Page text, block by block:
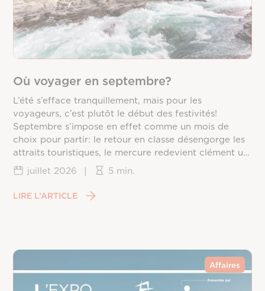
Où voyager en septembre?
L’été s’efface tranquillement, mais pour les
voyageurs, c’est plutôt le début des festivités!
Septembre s’impose en effet comme un mois de
choix pour partir: le retour en classe désengorge les
attraits touristiques, le mercure redevient clément un
peu partout sur la planète, et les prix redescendent
une fois la frénésie estivale passée. Reste à choisir la
bonne destination, puisque chaque coin du monde
vit ce mois différemment, entre saison des ouragans,
juillet 2026 | 5 min.
LIRE L’ARTICLE
Affaires